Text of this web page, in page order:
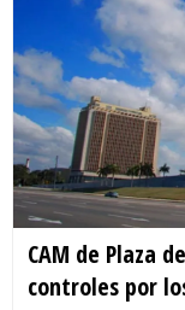
CAM de Plaza
controles por